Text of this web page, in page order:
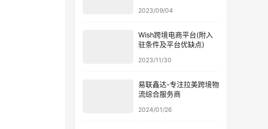
2023/09/04
Wish跨境电商平台(附入
驻条件及平台优缺点)
2023/11/30
易联鑫达-专注拉美跨境物
流综合服务商
2024/01/26